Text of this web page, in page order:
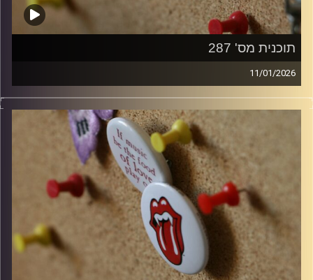
תוכנית מס' 287
11/01/2026
סינגלים חדשים ישראלים ו10 שנים למותו של דיוויד בואי
włodi